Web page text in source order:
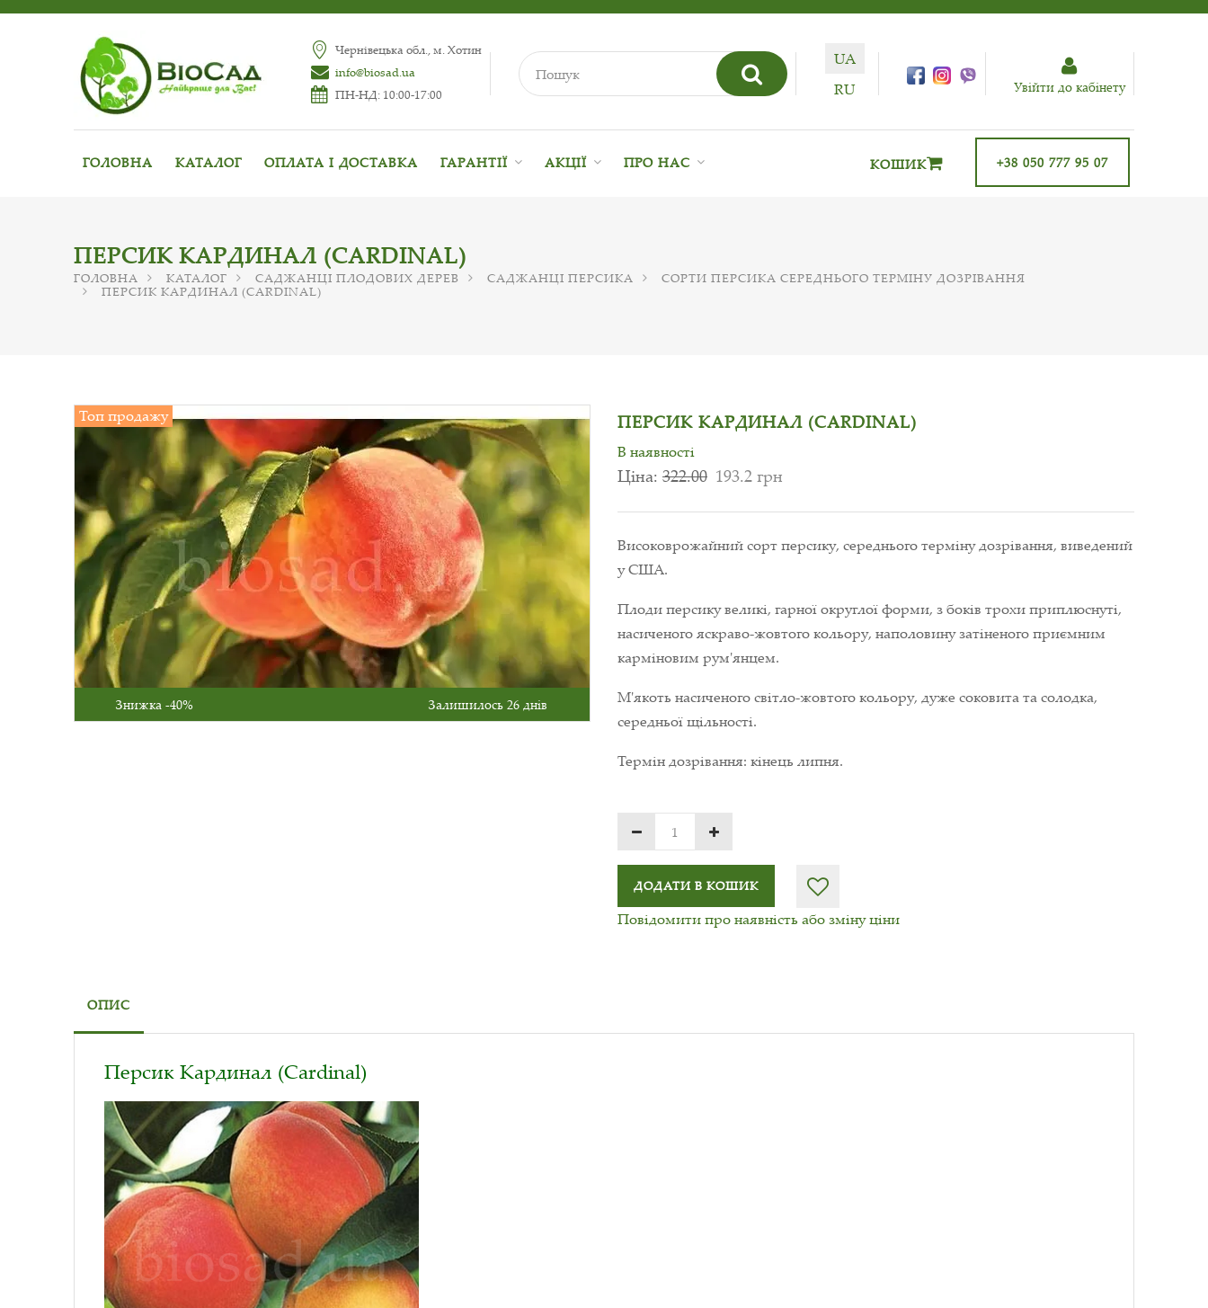
Чернівецька обл., м. Хотин
info@biosad.ua
ПН-НД: 10:00-17:00
UA
RU
Увiйти до кабiнету
ГОЛОВНА КАТАЛОГ ОПЛАТА І ДОСТАВКА ГАРАНТІЇ АКЦІЇ ПРО НАС +38 050 777 95 07
КОШИК
ПЕРСИК КАРДИНАЛ (СARDINAL)
ГОЛОВНА КАТАЛОГ САДЖАНЦІ ПЛОДОВИХ ДЕРЕВ САДЖАНЦІ ПЕРСИКА
СОРТИ ПЕРСИКА СЕРЕДНЬОГО ТЕРМІНУ ДОЗРІВАННЯ
ПЕРСИК КАРДИНАЛ (СARDINAL)
Топ продажу
Знижка -40% Залишилось 26 днів
ПЕРСИК КАРДИНАЛ (СARDINAL)
В наявності
Ціна: 322.00 193.2 грн
Високоврожайний сорт персику, середнього терміну дозрівання, виведений
у США.
Плоди персику великі, гарної округлої форми, з боків трохи приплюснуті,
насиченого яскраво-жовтого кольору, наполовину затіненого приємним
карміновим рум'янцем.
М'якоть насиченого світло-жовтого кольору, дуже соковита та солодка,
середньої щільності.
Термін дозрівання: кінець липня.
ДОДАТИ В КОШИК
Повідомити про наявність або зміну ціни
ОПИС
Персик Кардинал (Сardinal)